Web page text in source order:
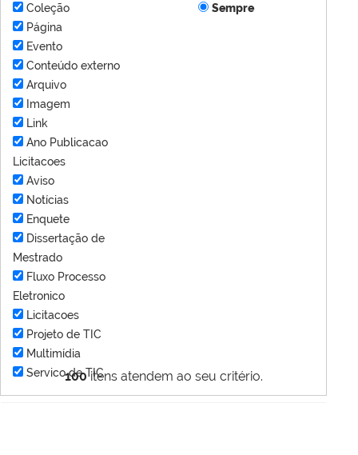
100itens atendem ao seu critério.
Coleção
Página
Evento
Conteúdo externo
Arquivo
Imagem
Link
Ano Publicacao
Licitacoes
Aviso
Notícias
Enquete
Dissertação de
Mestrado
Fluxo Processo
Eletronico
Licitacoes
Projeto de TIC
Multimídia
Servico de TIC
Sempre